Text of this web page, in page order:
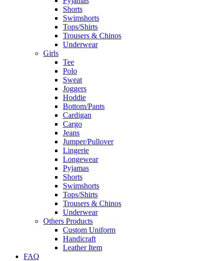
Shorts
Swimshorts
Tops/Shirts
Trousers & Chinos
Underwear
Girls
Tee
Polo
Sweat
Joggers
Hoddie
Bottom/Pants
Cardigan
Cargo
Jeans
Jumper/Pullover
Lingerie
Longewear
Pyjamas
Shorts
Swimshorts
Tops/Shirts
Trousers & Chinos
Underwear
Others Products
Custom Uniform
Handicraft
Leather Item
FAQ